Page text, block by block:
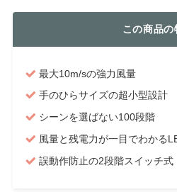
この商品の
最大10m/sの強力風量
手のひらサイズの超小型設計
シーンを選ばない100段階
風量と残電力が一目でわかる
誤動作防止の2段階スイッチ式